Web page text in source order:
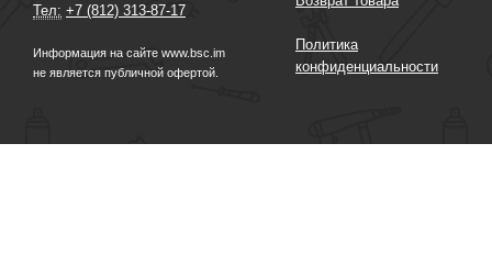
Тел: +7 (812) 313-87-17
Информация на сайте www.bsc.im
не является публичной офертой.
Политика
конфиденциальности